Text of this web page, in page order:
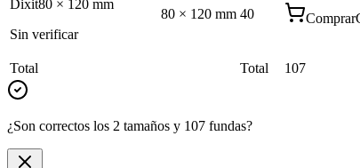
Dixit80 × 120 mm
Sin verificar
80 × 120 mm 40 Comprar
Total Total 107
¿Son correctos los 2 tamaños y 107 fundas?